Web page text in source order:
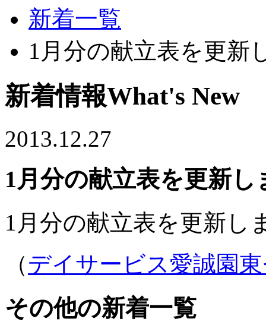
新着一覧
1月分の献立表を更新
新着情報What's New
2013.12.27
1月分の献立表を更新し
1月分の献立表を更新し
（デイサービス愛誠園
その他の新着一覧